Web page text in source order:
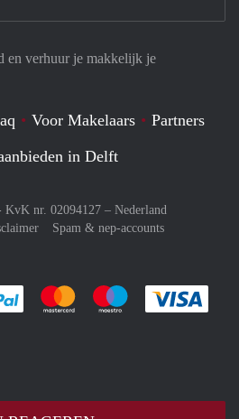
en verhuur je makkelijk je
Voor Makelaars
Partners
in Delft
nr. 02094127 – Nederland
Spam & nep-accounts
Je rekent gemakkelijk af met Paypal
Je rekent gemakkelijk af met
Je rekent